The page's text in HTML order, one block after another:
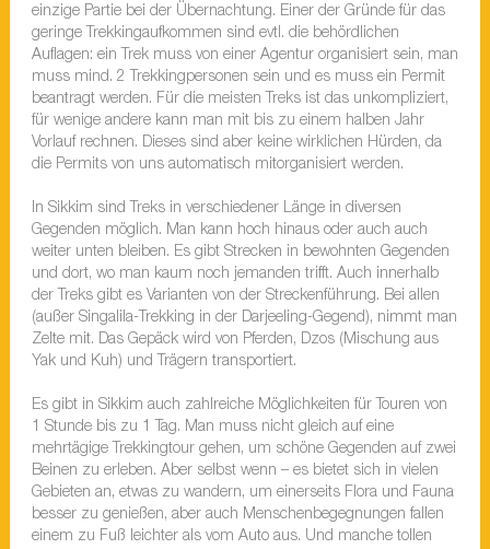
einzige Partie bei der Übernachtung. Einer der Gründe für das
geringe Trekkingaufkommen sind evtl. die behördlichen
Auflagen: ein Trek muss von einer Agentur organisiert sein, man
muss mind. 2 Trekkingpersonen sein und es muss ein Permit
beantragt werden. Für die meisten Treks ist das unkompliziert,
für wenige andere kann man mit bis zu einem halben Jahr
Vorlauf rechnen. Dieses sind aber keine wirklichen Hürden, da
die Permits von uns automatisch mitorganisiert werden.
In Sikkim sind Treks in verschiedener Länge in diversen
Gegenden möglich. Man kann hoch hinaus oder auch auch
weiter unten bleiben. Es gibt Strecken in bewohnten Gegenden
und dort, wo man kaum noch jemanden trifft. Auch innerhalb
der Treks gibt es Varianten von der Streckenführung. Bei allen
(außer Singalila-Trekking in der Darjeeling-Gegend), nimmt man
Zelte mit. Das Gepäck wird von Pferden, Dzos (Mischung aus
Yak und Kuh) und Trägern transportiert.
Es gibt in Sikkim auch zahlreiche Möglichkeiten für Touren von
1 Stunde bis zu 1 Tag. Man muss nicht gleich auf eine
mehrtägige Trekkingtour gehen, um schöne Gegenden auf zwei
Beinen zu erleben. Aber selbst wenn – es bietet sich in vielen
Gebieten an, etwas zu wandern, um einerseits Flora und Fauna
besser zu genießen, aber auch Menschenbegegnungen fallen
einem zu Fuß leichter als vom Auto aus. Und manche tollen